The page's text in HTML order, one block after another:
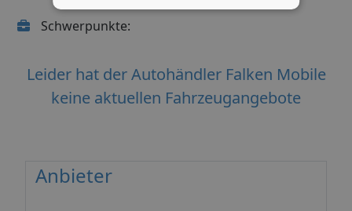
Schwerpunkte:
Leider hat der Autohändler Falken Mobile
keine aktuellen Fahrzeugangebote
Anbieter